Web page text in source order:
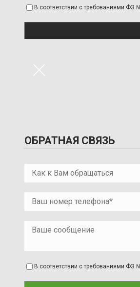
В соответствии с требованиями ФЗ
×
ОБРАТНАЯ СВЯЗЬ
В соответствии с требованиями ФЗ